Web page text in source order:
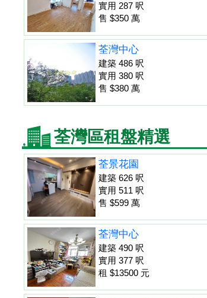
實用 287 呎
售 $350 萬
荃灣中心
建築 486 呎
實用 380 呎
售 $380 萬
荃灣區租盤精選
荃景花園
建築 626 呎
實用 511 呎
售 $599 萬
荃灣中心
建築 490 呎
實用 377 呎
租 $13500 元